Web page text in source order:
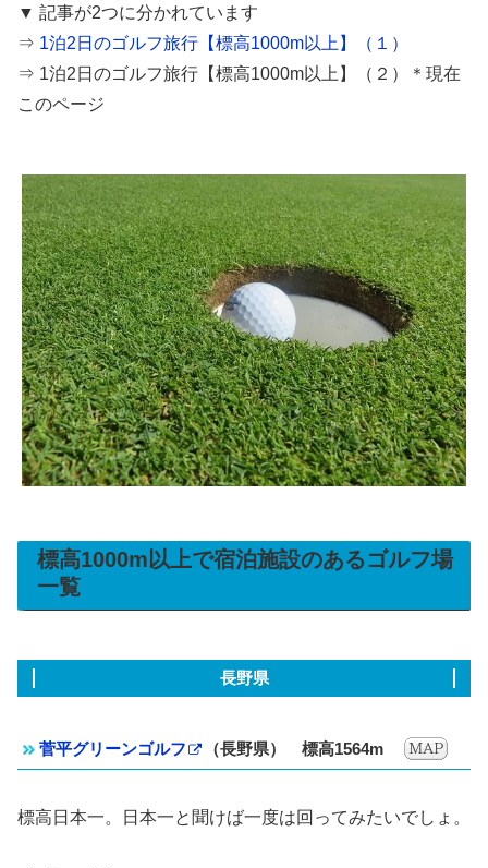
▼ 記事が2つに分かれています
⇒ 1泊2日のゴルフ旅行【標高1000m以上】（１）
⇒ 1泊2日のゴルフ旅行【標高1000m以上】（２）＊現在
このページ
標高1000m以上で宿泊施設のあるゴルフ場
一覧
長野県
菅平グリーンゴルフ （長野県） 標高1564m
標高日本一。日本一と聞けば一度は回ってみたいでしょ。